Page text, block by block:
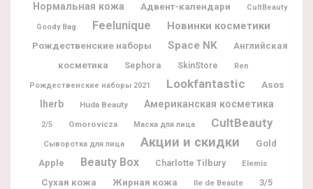
Нормальная кожа Адвент-календари CultBeauty
Goody Bag Feelunique Новинки косметики
Рождественские наборы Space NK
Английская
косметика
Sephora SkinStore Ren
Рождественские наборы 2021 Lookfantastic Asos
Iherb Huda Beauty Американская косметика
2/5 Omorovicza Маска для лица CultBeauty
Сыворотка для лица Акции и скидки
Gold
Apple
Beauty Box Charlotte Tilbury Elemis
Сухая кожа Жирная кожа Ile de Beaute 3/5